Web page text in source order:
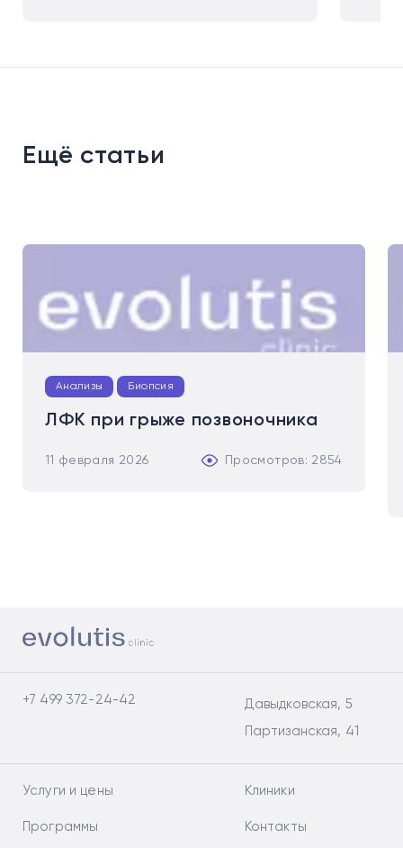
Ещё статьи
Анализы Биопсия
ЛФК при грыже позвоночника
11 февраля 2026 Просмотров: 2854
+7 499 372-24-42
Давыдковская, 5
Партизанская, 41
Услуги и цены
Программы
Клиники
Контакты